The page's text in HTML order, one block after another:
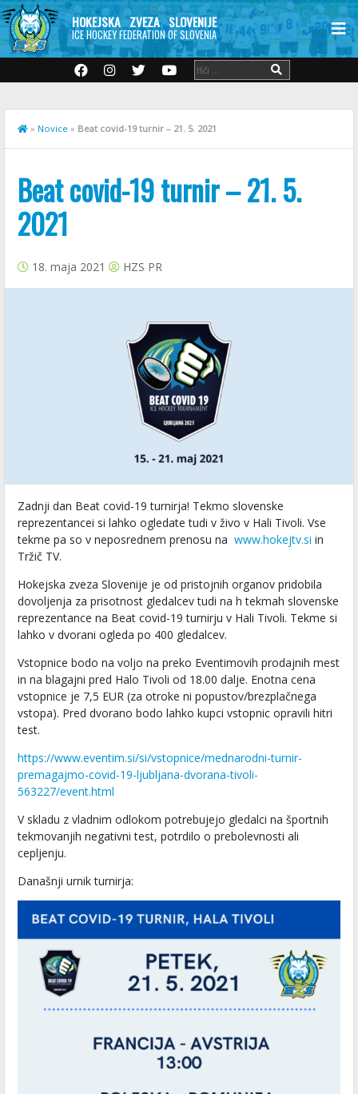
HOKEJSKA ZVEZA SLOVENIJE
ICE HOCKEY FEDERATION OF SLOVENIA
» Novice » Beat covid-19 turnir – 21. 5. 2021
Beat covid-19 turnir – 21. 5.
2021
18. maja 2021 HZS PR
Zadnji dan Beat covid-19 turnirja! Tekmo slovenske
reprezentancei si lahko ogledate tudi v živo v Hali Tivoli. Vse
tekme pa so v neposrednem prenosu na www.hokejtv.si in
Tržič TV.
Hokejska zveza Slovenije je od pristojnih organov pridobila
dovoljenja za prisotnost gledalcev tudi na h tekmah slovenske
reprezentance na Beat covid-19 turnirju v Hali Tivoli. Tekme si
lahko v dvorani ogleda po 400 gledalcev.
Vstopnice bodo na voljo na preko Eventimovih prodajnih mest
in na blagajni pred Halo Tivoli od 18.00 dalje. Enotna cena
vstopnice je 7,5 EUR (za otroke ni popustov/brezplačnega
vstopa). Pred dvorano bodo lahko kupci vstopnic opravili hitri
test.
https://www.eventim.si/si/vstopnice/mednarodni-turnir-
premagajmo-covid-19-ljubljana-dvorana-tivoli-
563227/event.html
V skladu z vladnim odlokom potrebujejo gledalci na športnih
tekmovanjih negativni test, potrdilo o prebolevnosti ali
cepljenju.
Današnji urnik turnirja: